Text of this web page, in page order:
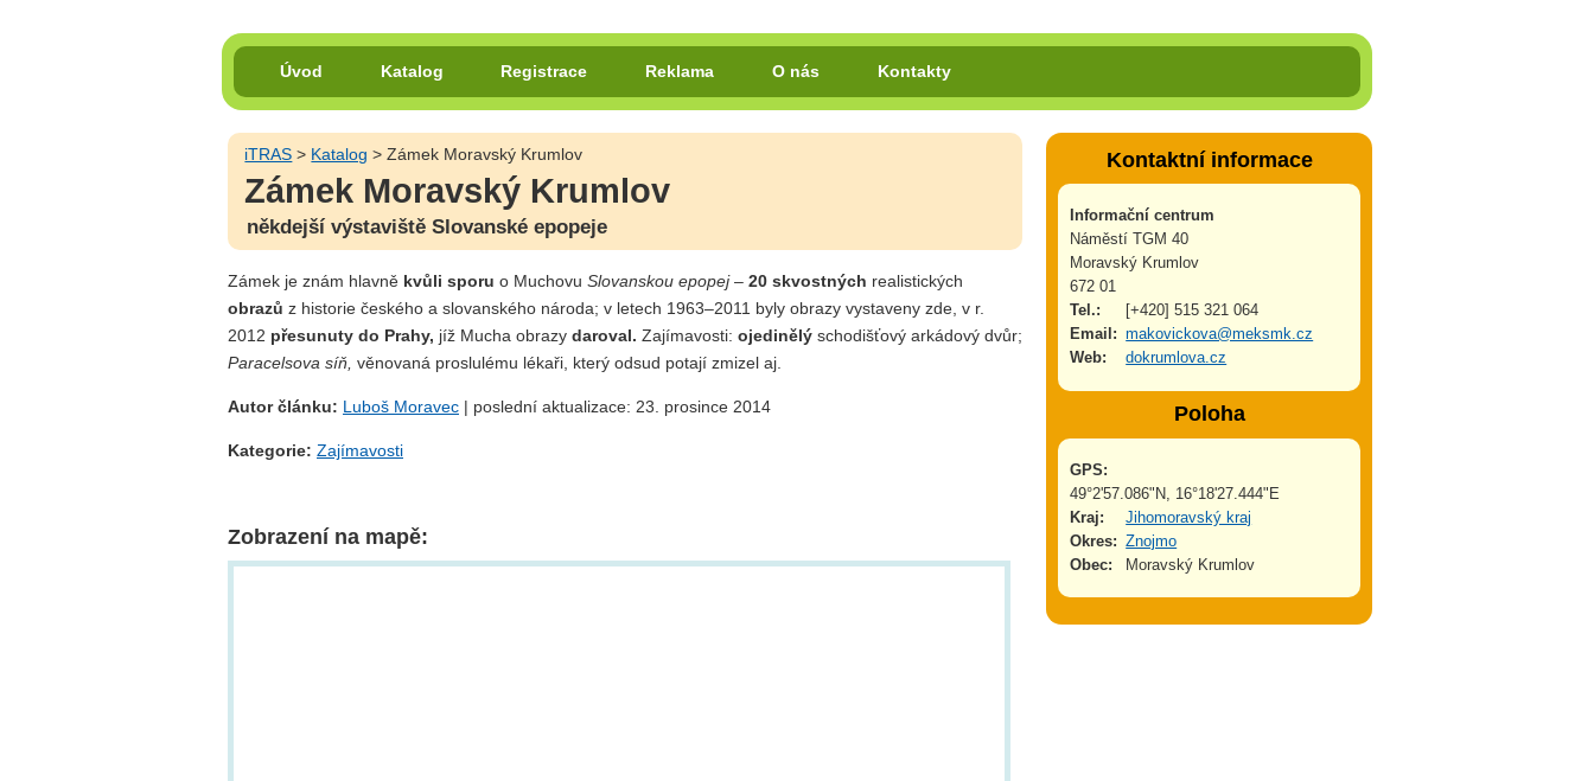
Úvod Katalog Registrace Reklama O nás Kontakty
iTRAS > Katalog > Zámek Moravský Krumlov
Zámek Moravský Krumlov
někdejší výstaviště Slovanské epopeje
Zámek je znám hlavně kvůli sporu o Muchovu Slovanskou epopej– 20 skvostných realistických
obrazů z historie českého a slovanského národa; v letech 1963–2011 byly obrazy vystaveny zde, v r.
2012 přesunuty do Prahy, jíž Mucha obrazy daroval. Zajímavosti: ojedinělý schodišťový arkádový dvůr;
Paracelsova síň, věnovaná proslulému lékaři, který odsud potají zmizel aj.
Autor článku: Luboš Moravec | poslední aktualizace: 23. prosince 2014
Kategorie: Zajímavosti
Zobrazení na mapě:
Kontaktní informace
Informační centrum
Náměstí TGM 40
Moravský Krumlov
672 01
Tel.:
[+420] 515 321 064
Email: makovickova@meksmk.cz
Web:
dokrumlova.cz
Poloha
GPS:
49°2'57.086"N, 16°18'27.444"E
Kraj:
Jihomoravský kraj
Okres: Znojmo
Obec:
Moravský Krumlov